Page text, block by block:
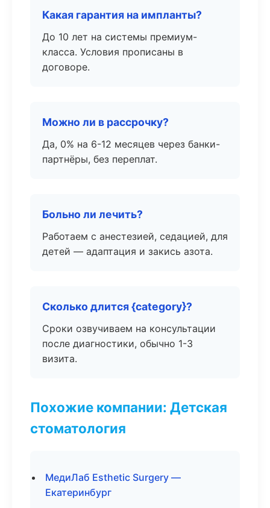
Какая гарантия на импланты?
До 10 лет на системы премиум-
класса. Условия прописаны в
договоре.
Можно ли в рассрочку?
Да, 0% на 6-12 месяцев через банки-
партнёры, без переплат.
Больно ли лечить?
Работаем с анестезией, седацией, для
детей — адаптация и закись азота.
Сколько длится {category}?
Сроки озвучиваем на консультации
после диагностики, обычно 1-3
визита.
Похожие компании: Детская
стоматология
МедиЛаб Esthetic Surgery —
Екатеринбург